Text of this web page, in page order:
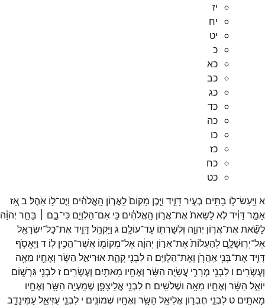
יז
יח
יט
כ
כא
כב
כג
כד
כה
כו
כז
כח
כט
א וַיַּֽעַשׂ־ל֥וֹ בָתִּ֖ים בְּעִ֣ירדָּוִ֑יד וַיָּ֤כֶן מָקוֹם֙לַֽאֲר֣וֹן הָֽאֱלֹהִ֔ים וַיֶּט־ל֖וֹ אֹֽהֶל׃ באָ֚ז
אָמַ֣רדָּוִ֔ידלֹ֤אלָשֵׂאת֙אֶת־אֲר֣וֹן הָֽאֱלֹהִ֔ים כִּ֖י אִם־הַלְוִיִּ֑ם כִּי־בָ֣ם ׀ בָּחַ֣ר יְהוָ֗ה
לָשֵׂ֞אתאֶת־אֲר֧וֹן יְהוָ֛ה וּֽלְשָׁרְת֖וֹ עַד־עוֹלָֽם׃ ג וַיַּקְהֵ֥לדָּוִ֛ידאֶת־כָּל־יִשְׂרָאֵ֖ל
אֶל־יְרֽוּשָׁלִָ֑ם לְהַעֲלוֹת֙אֶת־אֲר֣וֹן יְהוָ֔ה אֶל־מְקוֹמ֖וֹ אֲשֶׁר־הֵכִ֥ין לֽוֹ׃ ד וַיֶּאֱסֹ֥ף
דָּוִ֛ידאֶת־בְּנֵ֥י אַֽהֲרֹ֖ן וְאֶת־הַלְוִיִּֽם׃ ה לִבְנֵ֖י קְהָ֑תאוּרִיאֵ֣ל הַשָּׂ֔ר וְאֶחָ֖יו מֵאָ֥ה
וְעֶשְׂרִֽים׃ ו לִבְנֵ֖י מְרָרִ֑י עֲשָׂיָ֣ה הַשָּׂ֔ר וְאֶחָ֖יו מָאתַ֥יִם וְעֶשְׂרִֽים׃ זלִבְנֵ֖י גֵּרְשׁ֑וֹם
יוֹאֵ֣ל הַשָּׂ֔ר וְאֶחָ֖יו מֵאָ֥ה וּשְׁלֹשִֽׁים׃ ח לִבְנֵ֖י אֱלִֽיצָפָ֑ן שְׁמַֽעְיָ֥ה הַשָּׂ֖ר וְאֶחָ֥יו
מָאתָֽיִם׃ ט לִבְנֵ֖י חֶבְר֑וֹן אֱלִיאֵ֥ל הַשָּׂ֖ר וְאֶחָ֥יו שְׁמוֹנִֽים׃ י לִבְנֵ֖י עֻזִּיאֵ֑לעַמִּינָדָ֣ב